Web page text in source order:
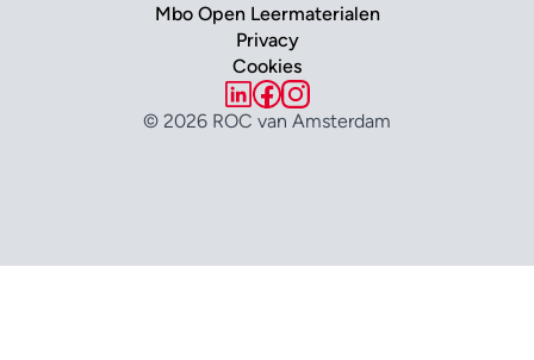
Mbo Open Leermaterialen
Privacy
Cookies
© 2026 ROC van Amsterdam